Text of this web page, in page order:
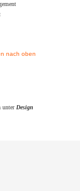
nach oben
unter Design